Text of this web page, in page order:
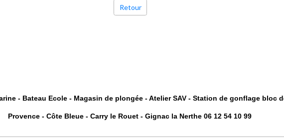
Retour
- Bateau Ecole - Magasin de plongée - Atelier SAV - Station de gonflage bloc
Provence - Côte Bleue - Carry le Rouet - Gignac la Nerthe 06 12 54 10 99